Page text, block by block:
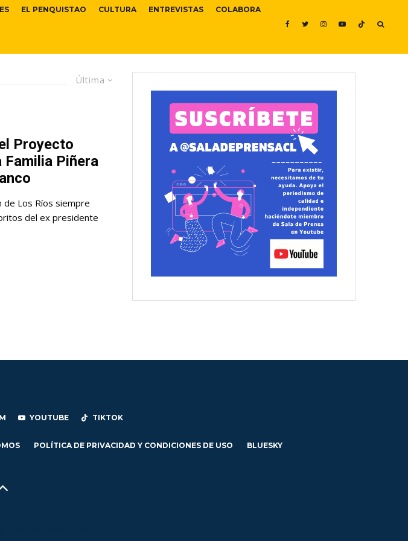
EL PENQUISTAO CULTURA ENTREVISTAS COLABORA
Última
Proyecto
Piñera
de Los Ríos siempre
del ex presidente
YOUTUBE TIKTOK
POLÍTICA DE PRIVACIDAD Y CONDICIONES DE USO BLUESKY